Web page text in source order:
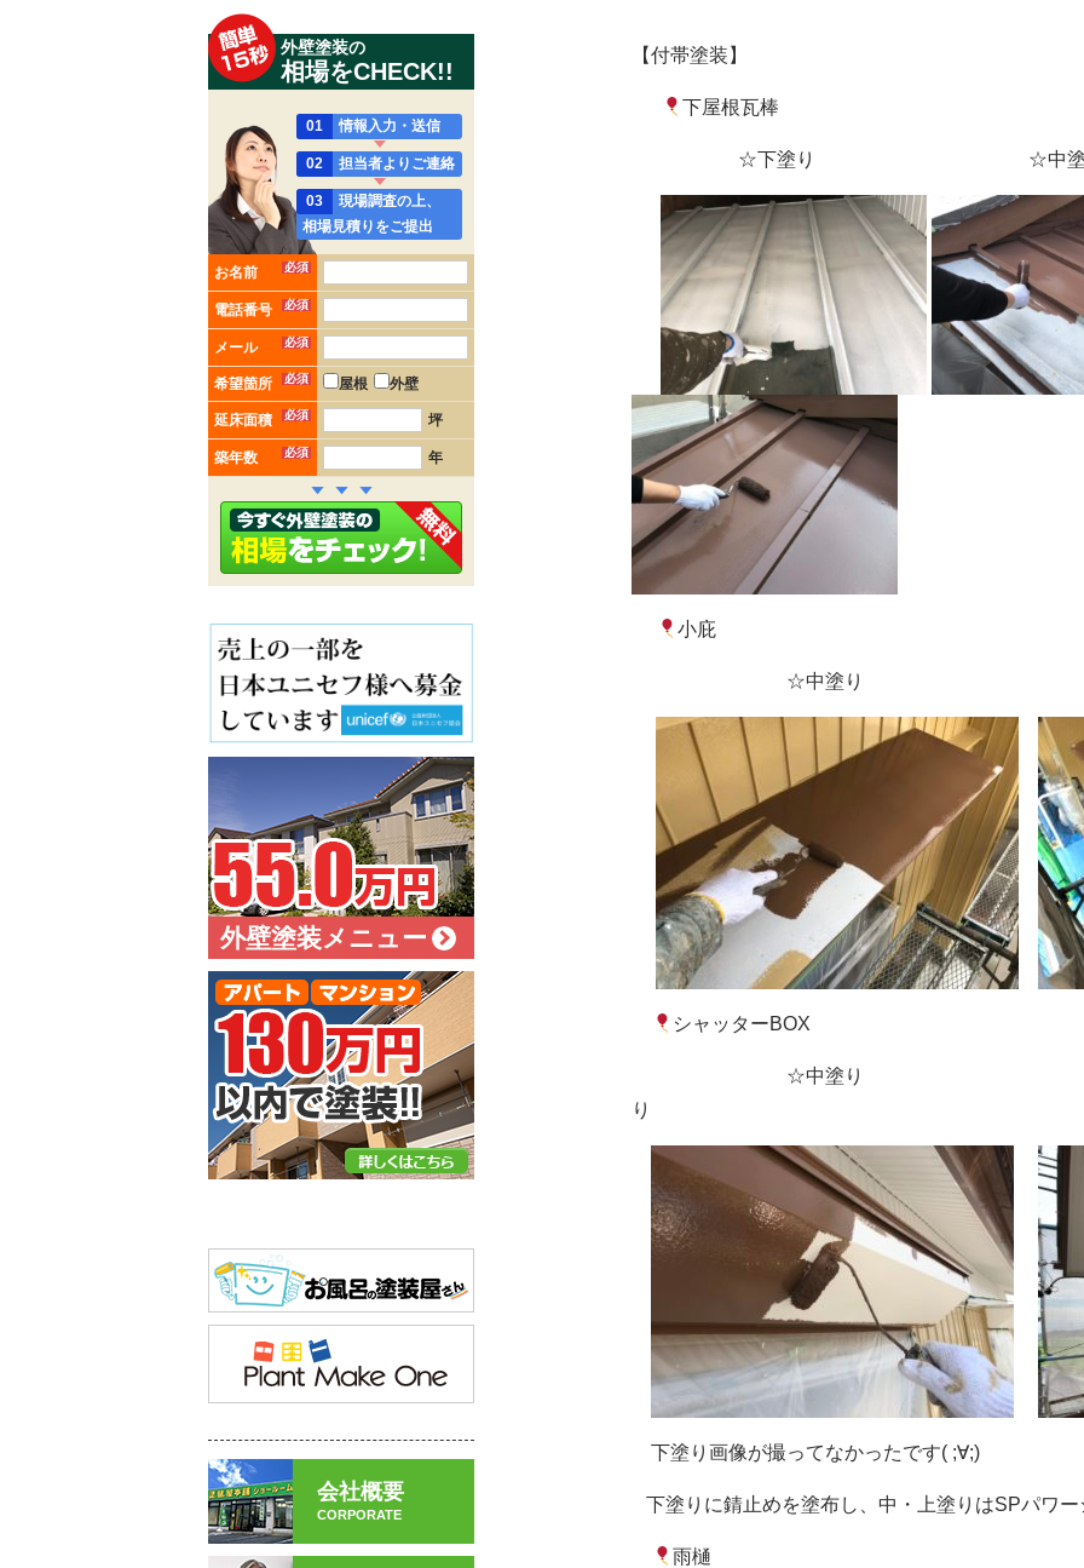
【付帯塗装】
下屋根瓦棒
☆下塗り ☆中塗
小庇
☆中塗り ☆
シャッターBOX
☆中塗り ☆
り
下塗り画像が撮ってなかったです( ;∀;)
下塗りに錆止めを塗布し、中・上塗りはSPパワ
雨樋
外壁塗装の
相場をCHECK!!
01 情報入力・送信
02 担当者よりご連絡
03
現場調査の上、
相場見積りをご提出
お名前 必須
電話番号 必須
メール 必須
希望箇所 必須 屋根 外壁
延床面積 必須 坪
築年数 必須 年
外壁塗装メニュー
会社概要
CORPORATE